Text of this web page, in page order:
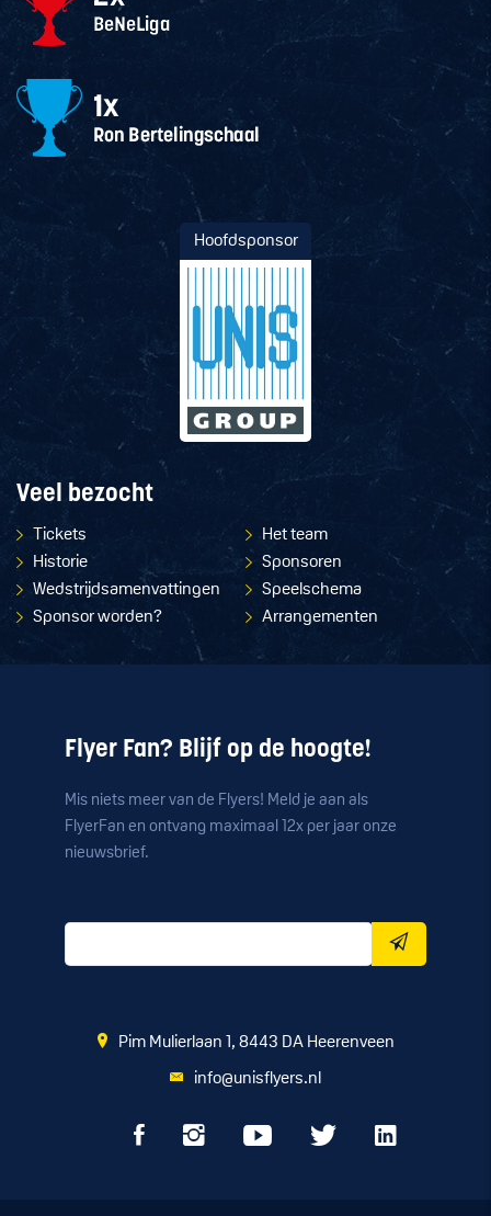
Hoofdsponsor
Veel bezocht
Tickets
Het team
Historie
Sponsoren
Wedstrijdsamenvattingen
Speelschema
Sponsor worden?
Arrangementen
Flyer Fan? Blijf op de hoogte!
Mis niets meer van de Flyers! Meld je aan als
FlyerFan en ontvang maximaal 12x per jaar onze
nieuwsbrief.
Pim Mulierlaan 1, 8443 DA Heerenveen
info@unisflyers.nl